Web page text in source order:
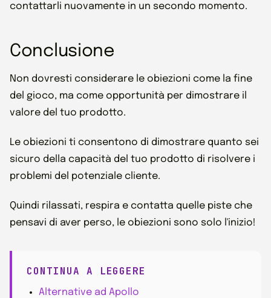
contattarli nuovamente in un secondo momento.
Conclusione
Non dovresti considerare le obiezioni come la fine
del gioco, ma come opportunità per dimostrare il
valore del tuo prodotto.
Le obiezioni ti consentono di dimostrare quanto sei
sicuro della capacità del tuo prodotto di risolvere i
problemi del potenziale cliente.
Quindi rilassati, respira e contatta quelle piste che
pensavi di aver perso, le obiezioni sono solo l'inizio!
CONTINUA A LEGGERE
Alternative ad Apollo